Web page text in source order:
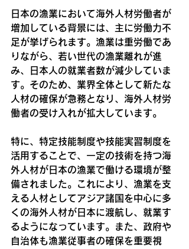
日本の漁業において海外人材労働者が
増加している背景には、主に労働力不
足が挙げられます。漁業は重労働であ
りながら、若い世代の漁業離れが進
み、日本人の就業者数が減少していま
す。そのため、業界全体として新たな
人材の確保が急務となり、海外人材労
働者の受け入れが拡大しています。
特に、特定技能制度や技能実習制度を
活用することで、一定の技術を持つ海
外人材が日本の漁業で働ける環境が整
備されました。これにより、漁業を支
える人材としてアジア諸国を中心に多
くの海外人材が日本に渡航し、就業す
るようになっています。また、政府や
自治体も漁業従事者の確保を重要視